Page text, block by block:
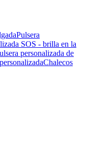
Pulsera
SOS - brilla en la
personalizada de
Chalecos